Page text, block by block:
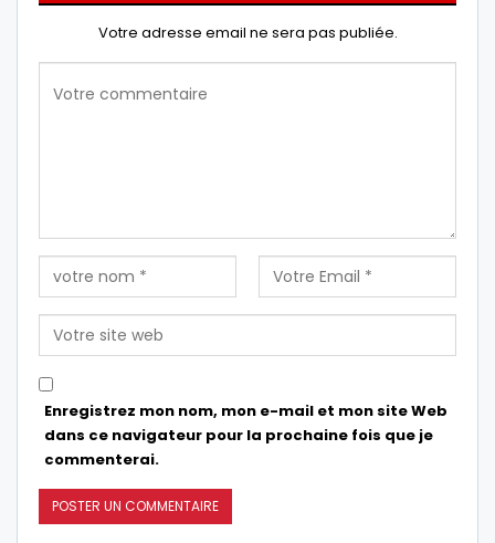
Votre adresse email ne sera pas publiée.
Enregistrez mon nom, mon e-mail et mon site Web
dans ce navigateur pour la prochaine fois que je
commenterai.